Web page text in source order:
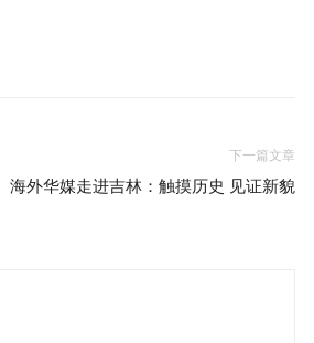
下一篇文章
海外华媒走进吉林：触摸历史 见证新貌